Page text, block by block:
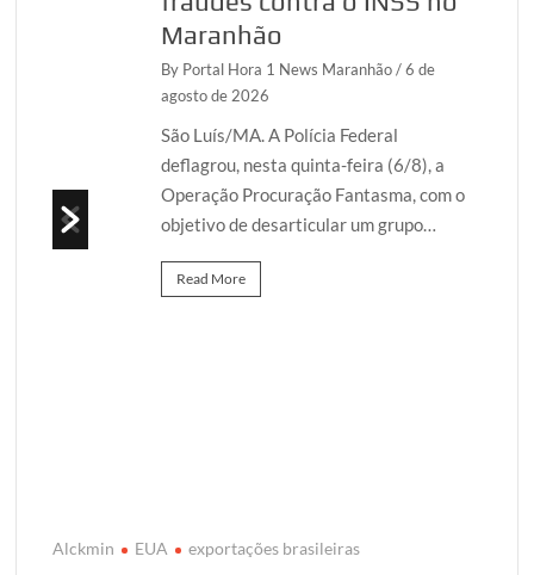
Maranhão
By Portal Hora 1 News Maranhão/ 6 de
agosto de 2026
São Luís/MA. A Polícia Federal
deflagrou, nesta quinta-feira (6/8), a
Operação Procuração Fantasma, com o
objetivo de desarticular um grupo…
Read More
Alckmin EUA exportações brasileiras